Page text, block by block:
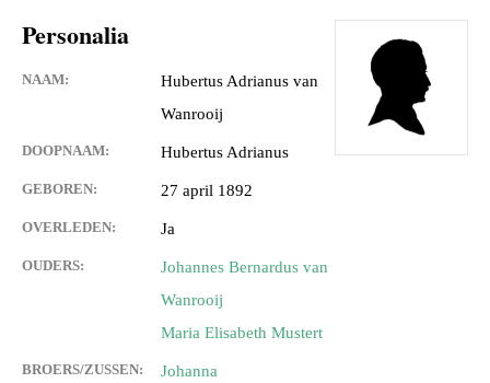
Personalia
NAAM:
Hubertus Adrianus van
Wanrooij
DOOPNAAM: Hubertus Adrianus
GEBOREN: 27 april 1892
OVERLEDEN: Ja
OUDERS:
Johannes Bernardus van
Wanrooij
Maria Elisabeth Mustert
BROERS/ZUSSEN:
Johanna